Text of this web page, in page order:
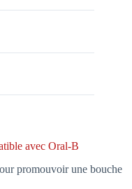
avec Oral-B
promouvoir une bouche